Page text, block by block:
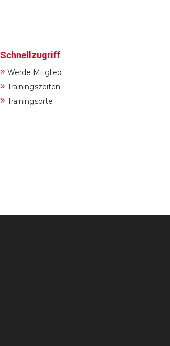
Schnellzugriff
» Werde Mitglied
» Trainingszeiten
» Trainingsorte